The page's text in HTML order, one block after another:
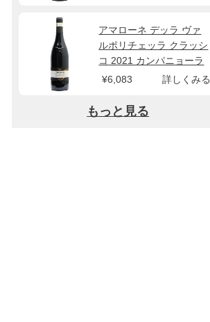
アマローネ デッラ ヴァ
ルポリチェッラ クラッシ
コ 2021 カンパニョーラ
¥6,083
詳しくみる
もっと見る